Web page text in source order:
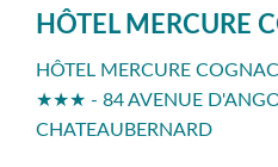
HÔTEL MERCURE
HÔTEL MERCURE
★★★ - 84 AVENUE
CHATEAUBERNARD